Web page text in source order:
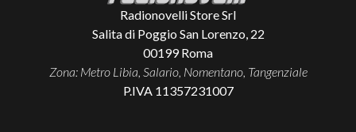
Radionovelli Store Srl
Salita di Poggio San Lorenzo, 22
00199 Roma
Zona: Metro Libia, Salario, Nomentano, Tangenziale
P.IVA 11357231007